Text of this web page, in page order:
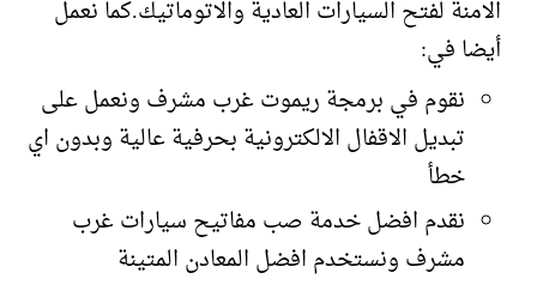
الامنة لفتح السيارات العادية والاتوماتيك.كما نعمل
أيضا في:
نقوم في برمجة ريموت غرب مشرف ونعمل على
تبديل الاقفال الالكترونية بحرفية عالية وبدون اي
خطأ
نقدم افضل خدمة صب مفاتيح سيارات غرب
مشرف ونستخدم افضل المعادن المتينة